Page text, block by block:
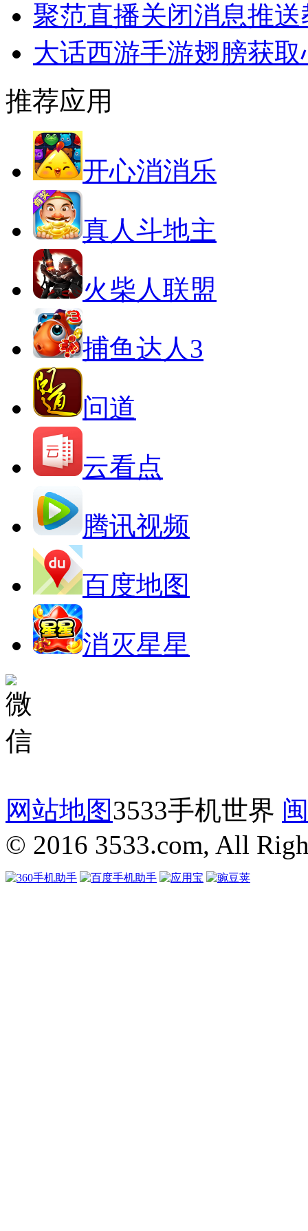
聚范直播关闭消息推送
大话西游手游翅膀获取
推荐应用
开心消消乐
真人斗地主
火柴人联盟
捕鱼达人3
问道
云看点
腾讯视频
百度地图
消灭星星
网站地图3533手机世界
© 2016 3533.com, All